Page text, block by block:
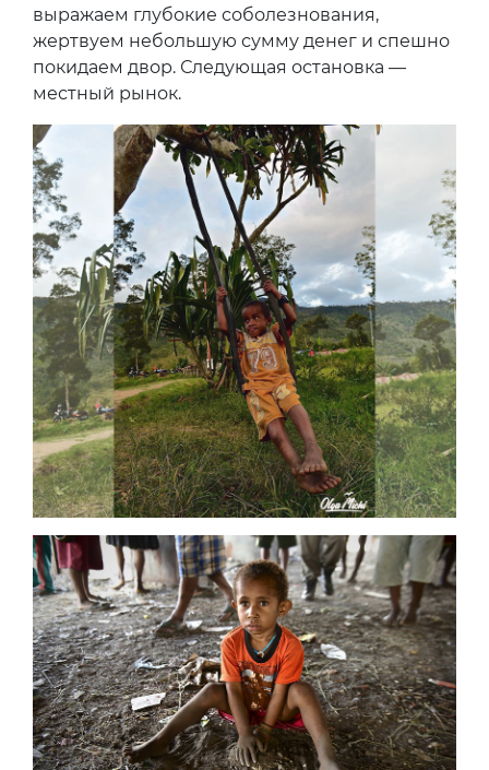
выражаем глубокие соболезнования,
жертвуем небольшую сумму денег и спешно
покидаем двор. Следующая остановка —
местный рынок.